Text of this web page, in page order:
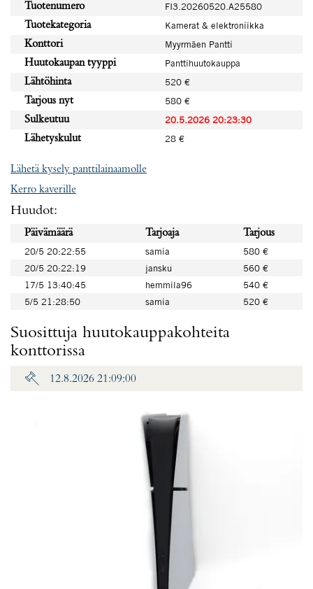
Tuotenumero
FI3.20260520.A25580
Tuotekategoria
Kamerat & elektroniikka
Konttori
Myyrmäen Pantti
Huutokaupan tyyppi
Panttihuutokauppa
Lähtöhinta
520 €
Tarjous nyt
580 €
Sulkeutuu
20.5.2026 20:23:30
Lähetyskulut
28 €
Lähetä kysely panttilainaamolle
Kerro kaverille
Huudot:
Päivämäärä Tarjoaja
Tarjous
20/5 20:22:55
samia
580 €
20/5 20:22:19
jansku
560 €
17/5 13:40:45
hemmila96
540 €
5/5 21:28:50
samia 520 €
Suosittuja huutokauppakohteita
konttorissa
12.8.2026 21:09:00